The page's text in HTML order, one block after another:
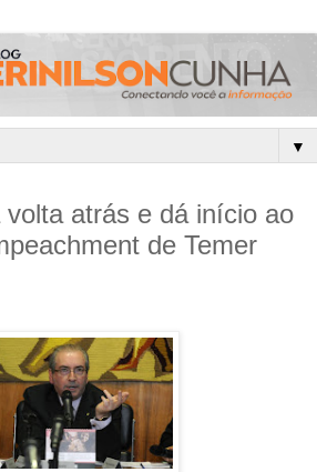
▼
volta atrás e dá início ao
de Temer